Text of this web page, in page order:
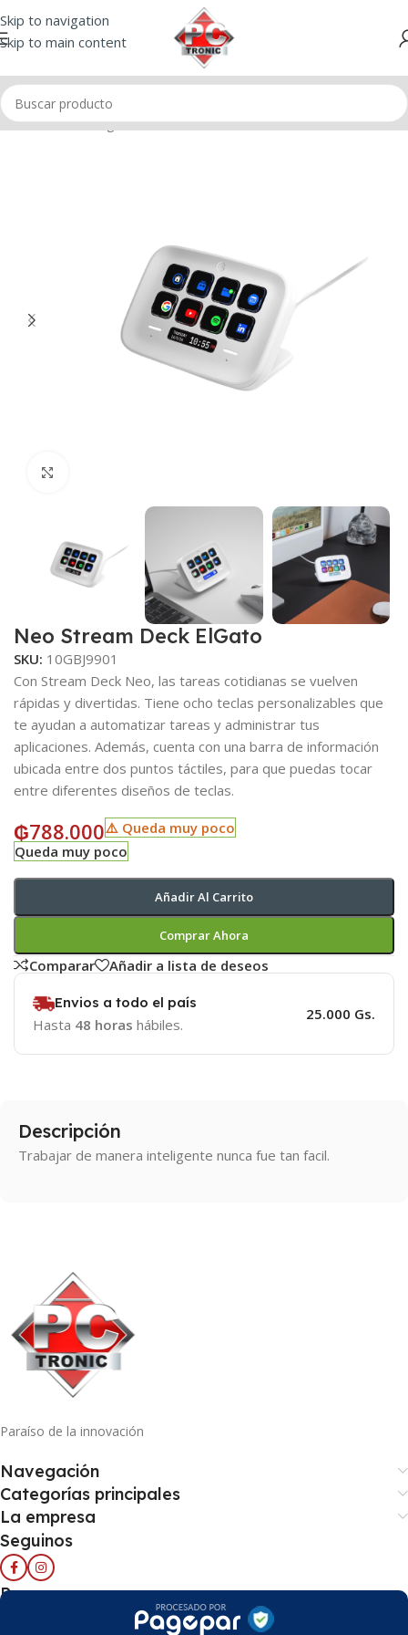
Skip to navigation
Skip to main content
Inicio/Streaming/Stream Deck
Neo Stream Deck ElGato
SKU: 10GBJ9901
Con Stream Deck Neo, las tareas cotidianas se vuelven
rápidas y divertidas. Tiene ocho teclas personalizables que
te ayudan a automatizar tareas y administrar tus
aplicaciones. Además, cuenta con una barra de información
ubicada entre dos puntos táctiles, para que puedas tocar
entre diferentes diseños de teclas.
₲788.000⚠️ Queda muy poco
Queda muy poco
Añadir Al Carrito
Comprar Ahora
Comparar Añadir a lista de deseos
Envios a todo el país
Hasta 48 horas hábiles.
25.000 Gs.
Descripción
Trabajar de manera inteligente nunca fue tan facil.
Paraíso de la innovación
Navegación
Categorías principales
La empresa
Seguinos
Pago seguro